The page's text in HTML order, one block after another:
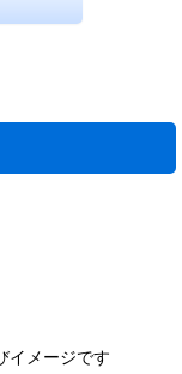
イメージです